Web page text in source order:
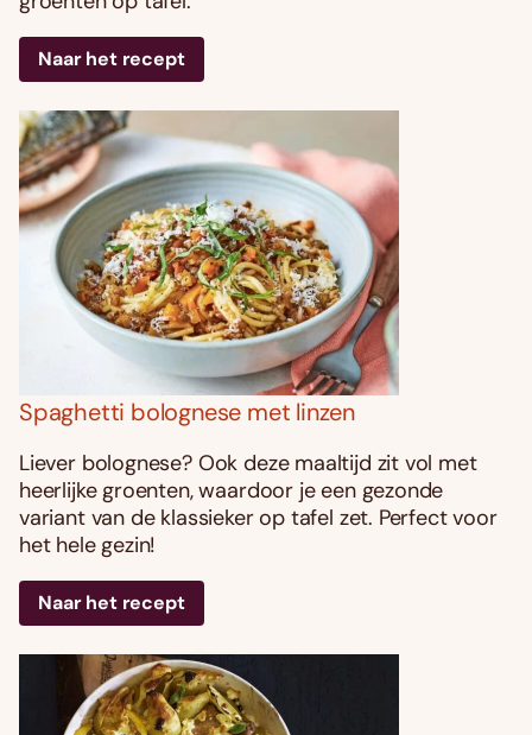
Naar het recept
Spaghetti bolognese met linzen
Liever bolognese? Ook deze maaltijd zit vol met
heerlijke groenten, waardoor je een gezonde
variant van de klassieker op tafel zet. Perfect voor
het hele gezin!
Naar het recept